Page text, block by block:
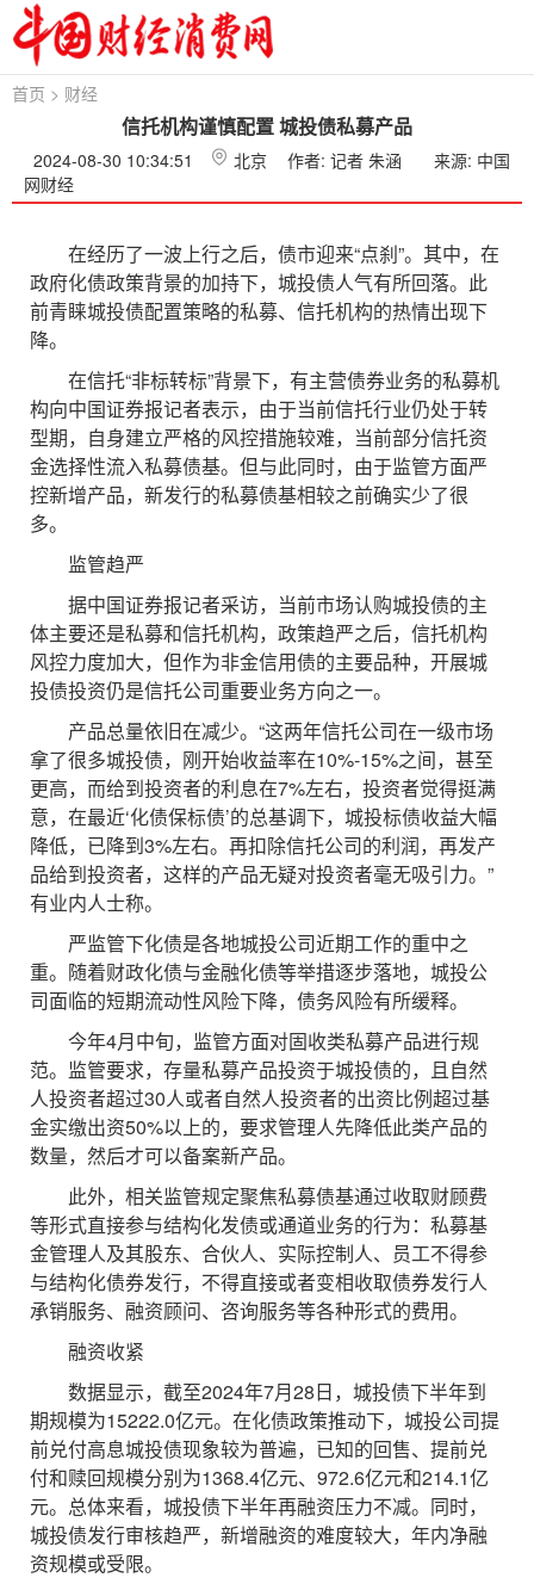
首页 > 财经
信托机构谨慎配置 城投债私募产品
2024-08-30 10:34:51 北京 作者: 记者 朱涵
来源: 中国
网财经
在经历了一波上行之后，债市迎来“点刹”。其中，在
政府化债政策背景的加持下，城投债人气有所回落。此
前青睐城投债配置策略的私募、信托机构的热情出现下
降。
在信托“非标转标”背景下，有主营债券业务的私募机
构向中国证券报记者表示，由于当前信托行业仍处于转
型期，自身建立严格的风控措施较难，当前部分信托资
金选择性流入私募债基。但与此同时，由于监管方面严
控新增产品，新发行的私募债基相较之前确实少了很
多。
监管趋严
据中国证券报记者采访，当前市场认购城投债的主
体主要还是私募和信托机构，政策趋严之后，信托机构
风控力度加大，但作为非金信用债的主要品种，开展城
投债投资仍是信托公司重要业务方向之一。
产品总量依旧在减少。“这两年信托公司在一级市场
拿了很多城投债，刚开始收益率在10%-15%之间，甚至
更高，而给到投资者的利息在7%左右，投资者觉得挺满
意，在最近‘化债保标债’的总基调下，城投标债收益大幅
降低，已降到3%左右。再扣除信托公司的利润，再发产
品给到投资者，这样的产品无疑对投资者毫无吸引力。”
有业内人士称。
严监管下化债是各地城投公司近期工作的重中之
重。随着财政化债与金融化债等举措逐步落地，城投公
司面临的短期流动性风险下降，债务风险有所缓释。
今年4月中旬，监管方面对固收类私募产品进行规
范。监管要求，存量私募产品投资于城投债的，且自然
人投资者超过30人或者自然人投资者的出资比例超过基
金实缴出资50%以上的，要求管理人先降低此类产品的
数量，然后才可以备案新产品。
此外，相关监管规定聚焦私募债基通过收取财顾费
等形式直接参与结构化发债或通道业务的行为：私募基
金管理人及其股东、合伙人、实际控制人、员工不得参
与结构化债券发行，不得直接或者变相收取债券发行人
承销服务、融资顾问、咨询服务等各种形式的费用。
融资收紧
数据显示，截至2024年7月28日，城投债下半年到
期规模为15222.0亿元。在化债政策推动下，城投公司提
前兑付高息城投债现象较为普遍，已知的回售、提前兑
付和赎回规模分别为1368.4亿元、972.6亿元和214.1亿
元。总体来看，城投债下半年再融资压力不减。同时，
城投债发行审核趋严，新增融资的难度较大，年内净融
资规模或受限。